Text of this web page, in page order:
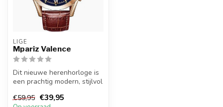
LIGE
Mpariz Valence
Dit nieuwe herenhorloge is
een prachtig modern, stijlvol
€59,95 €39,95